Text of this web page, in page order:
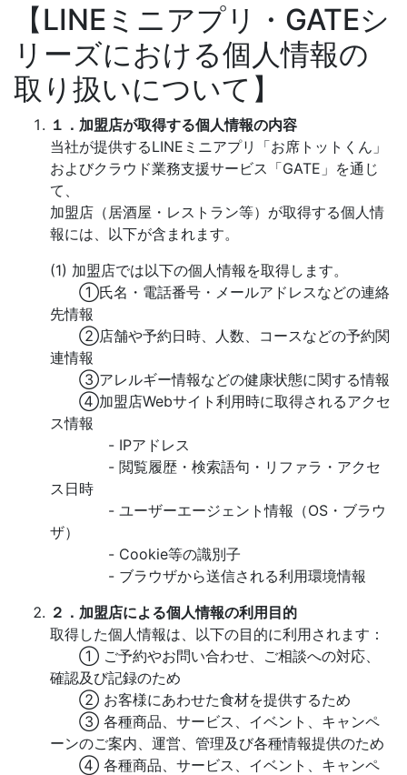
【LINEミニアプリ・GATEシ
リーズにおける個人情報の
取り扱いについて】
１．加盟店が取得する個人情報の内容
当社が提供するLINEミニアプリ「お席トットくん」
およびクラウド業務支援サービス「GATE」を通じ
て、
加盟店（居酒屋・レストラン等）が取得する個人情
報には、以下が含まれます。
(1) 加盟店では以下の個人情報を取得します。
①氏名・電話番号・メールアドレスなどの連絡
先情報
②店舗や予約日時、人数、コースなどの予約関
連情報
③アレルギー情報などの健康状態に関する情報
④加盟店Webサイト利用時に取得されるアクセ
ス情報
- IPアドレス
- 閲覧履歴・検索語句・リファラ・アクセ
ス日時
- ユーザーエージェント情報（OS・ブラウ
ザ）
- Cookie等の識別子
- ブラウザから送信される利用環境情報
２．加盟店による個人情報の利用目的
取得した個人情報は、以下の目的に利用されます：
① ご予約やお問い合わせ、ご相談への対応、
確認及び記録のため
② お客様にあわせた食材を提供するため
③ 各種商品、サービス、イベント、キャンペ
ーンのご案内、運営、管理及び各種情報提供のため
④ 各種商品、サービス、イベント、キャンペ